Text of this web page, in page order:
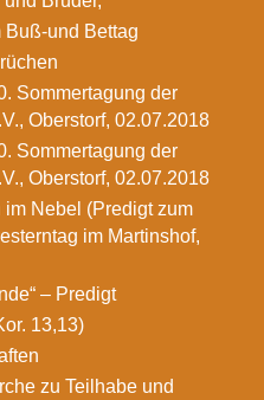
Buß-und Bettag
Sommertagung der
Oberstorf, 02.07.2018
Sommertagung der
Oberstorf, 02.07.2018
im Nebel (Predigt zum
im Martinshof,
– Predigt
13,13)
zu Teilhabe und